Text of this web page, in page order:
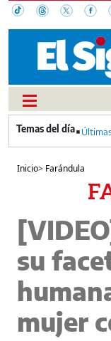
Inicio> Farándula
su
mujer